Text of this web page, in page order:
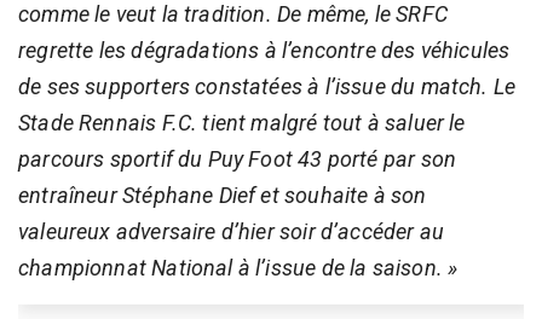
comme le veut la tradition. De même, le SRFC
regrette les dégradations à l’encontre des véhicules
de ses supporters constatées à l’issue du match. Le
Stade Rennais F.C. tient malgré tout à saluer le
parcours sportif du Puy Foot 43 porté par son
entraîneur Stéphane Dief et souhaite à son
valeureux adversaire d’hier soir d’accéder au
championnat National à l’issue de la saison. »